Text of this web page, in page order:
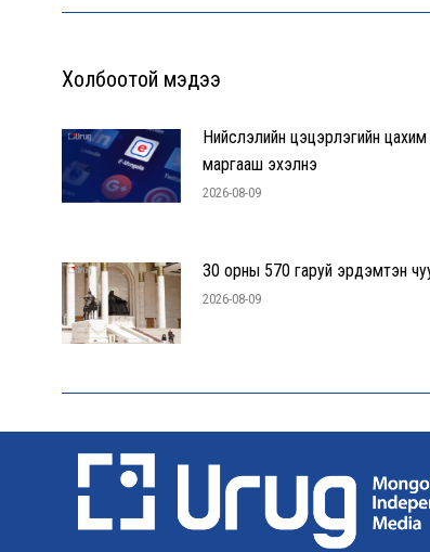
Холбоотой мэдээ
Нийслэлийн цэцэрлэгийн цахим
маргааш эхэлнэ
2026-08-09
30 орны 570 гаруй эрдэмтэн
2026-08-09